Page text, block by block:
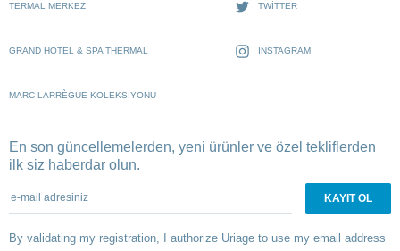
TERMAL MERKEZ
GRAND HOTEL & SPA THERMAL
MARC LARRÈGUE KOLEKSIYONU
TWITTER
INSTAGRAM
En son güncellemelerden, yeni ürünler ve özel tekliflerden
ilk siz haberdar olun.
e-mail adresiniz
By validating my registration, I authorize Uriage to use my email address